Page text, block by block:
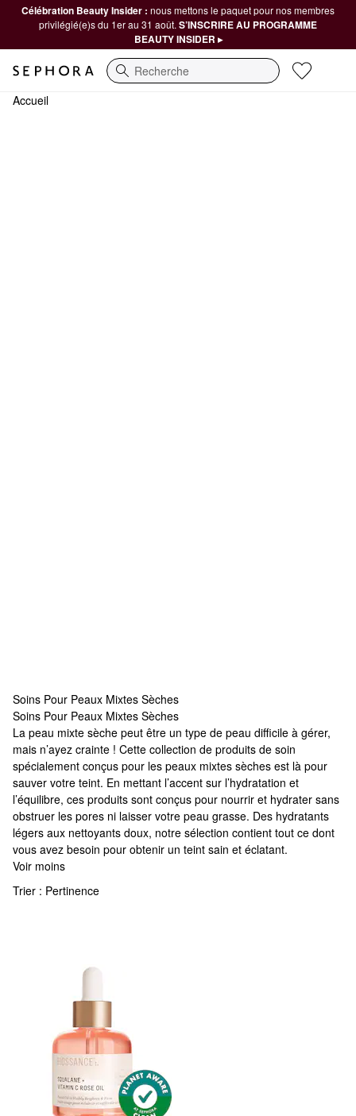
Célébration Beauty Insider : nous mettons le paquet pour nos membres
privilégié(e)s du 1er au 31 août. S’INSCRIRE AU PROGRAMME
BEAUTY INSIDER ▸
Recherche
Accueil
Soins Pour Peaux Mixtes Sèches
Soins Pour Peaux Mixtes Sèches
Soins Pour Peaux Mixtes Sèches
La peau mixte sèche peut être un type de peau difficile à gérer,
mais n’ayez crainte ! Cette collection de produits de soin
spécialement conçus pour les peaux mixtes sèches est là pour
sauver votre teint. En mettant l’accent sur l’hydratation et
l’équilibre, ces produits sont conçus pour nourrir et hydrater sans
obstruer les pores ni laisser votre peau grasse. Des hydratants
légers aux nettoyants doux, notre sélection contient tout ce dont
vous avez besoin pour obtenir un teint sain et éclatant.
Voir moins
Trier : Pertinence